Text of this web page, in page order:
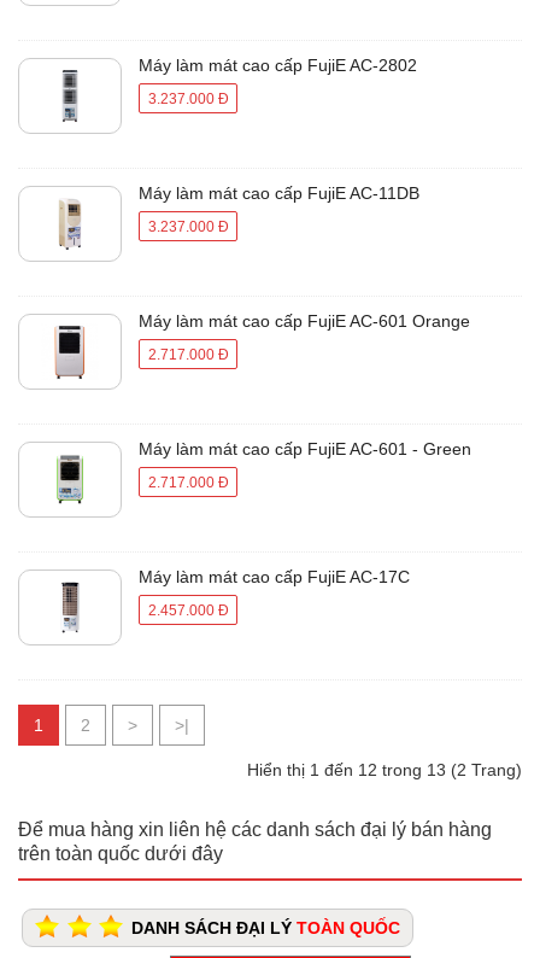
Máy làm mát cao cấp FujiE AC-2802
3.237.000 Đ
Máy làm mát cao cấp FujiE AC-11DB
3.237.000 Đ
Máy làm mát cao cấp FujiE AC-601 Orange
2.717.000 Đ
Máy làm mát cao cấp FujiE AC-601 - Green
2.717.000 Đ
Máy làm mát cao cấp FujiE AC-17C
2.457.000 Đ
1 2 > >|
Hiển thị 1 đến 12 trong 13 (2 Trang)
Để mua hàng xin liên hệ các danh sách đại lý bán hàng
trên toàn quốc dưới đây